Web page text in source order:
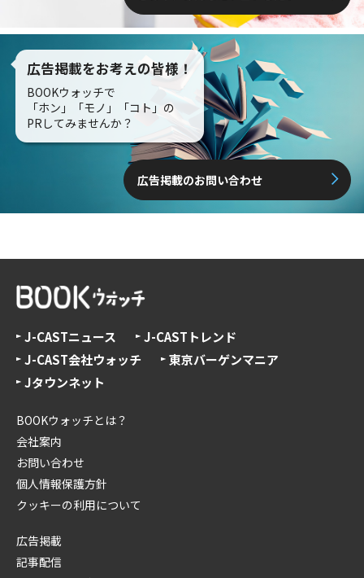
広告掲載をお考えの皆様！
BOOKウォッチで
「ホン」「モノ」「コト」の
PRしてみませんか？
広告掲載のお問い合わせ
J-CASTニュース
J-CASTトレンド
J-CAST会社ウォッチ
東京バーゲンマニア
Jタウンネット
BOOKウォッチとは？
会社案内
お問い合わせ
個人情報保護方針
クッキーの利用について
広告掲載
記事配信